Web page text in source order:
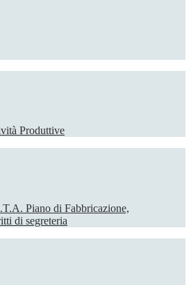
Produttive
Piano di Fabbricazione,
di segreteria